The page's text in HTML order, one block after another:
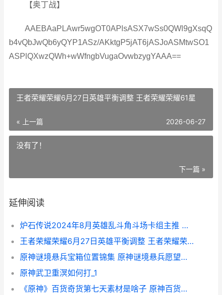
【奥丁战】
AAEBAaPLAwr5wgOT0APlsASX7wSs0QWl9gXsqQ
b4vQbJwQb6yQYP1ASz/AKktgP5jAT6jASJoASMtwSO1
ASPlQXwzQWh+wWfngbVugaOvwbzygYAAA==
王者荣耀荣耀6月27日英雄平衡调整 王者荣耀荣耀61星
« 上一篇 2026-06-27
没有了！
下一篇 »
延伸阅读
炉石传说2024年8月英雄乱斗角斗场卡组主推 炉石传说2024年拓展包
王者荣耀荣耀6月27日英雄平衡调整 王者荣耀荣耀61星
原神谜境悬兵宝箱位置锦集 原神谜境悬兵愿望任务
原神武卫重溟如何打_1
《原神》百货奇货第七天素材是啥子 原神百货奇货每日刷新时间